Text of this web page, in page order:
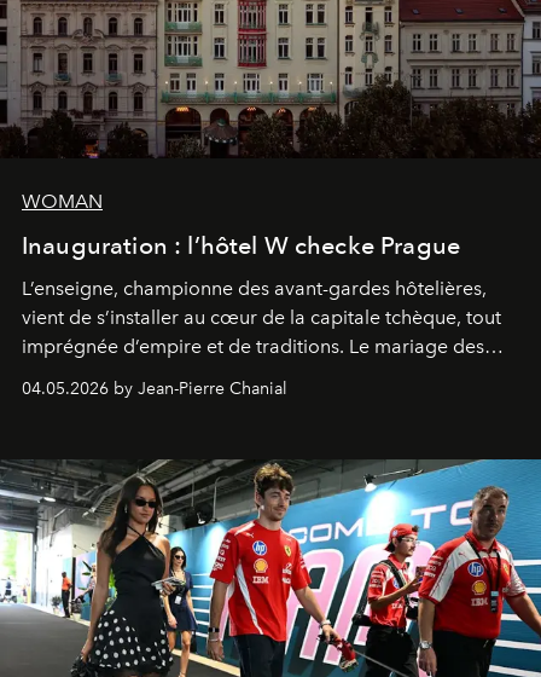
WOMAN
Inauguration : l’hôtel W checke Prague
L’enseigne, championne des avant-gardes hôtelières,
vient de s’installer au cœur de la capitale tchèque, tout
imprégnée d’empire et de traditions. Le mariage des
extrêmes fait merveille.
04.05.2026 by Jean-Pierre Chanial